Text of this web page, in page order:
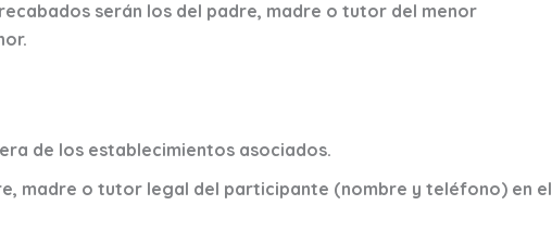
serán los del padre, madre o tutor del menor
de los establecimientos asociados.
madre o tutor legal del participante (nombre y teléfono) en el